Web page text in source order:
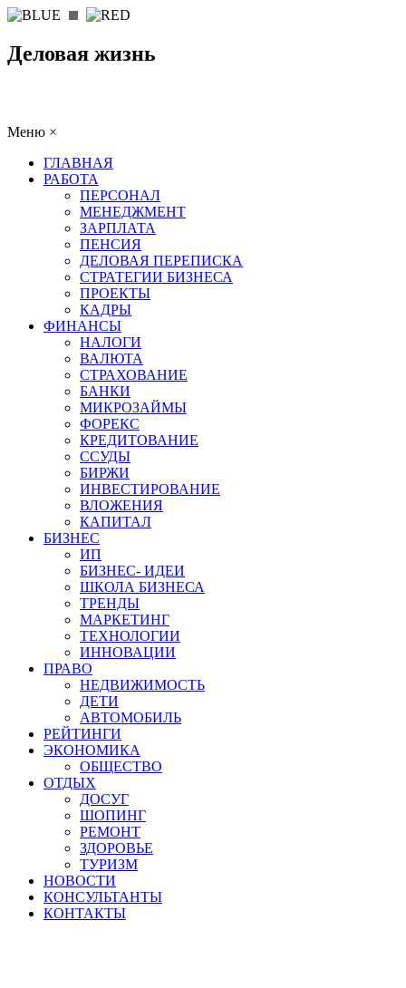
Деловая жизнь
Меню ×
ГЛАВНАЯ
РАБОТА
ПЕРСОНАЛ
МЕНЕДЖМЕНТ
ЗАРПЛАТА
ПЕНСИЯ
ДЕЛОВАЯ ПЕРЕПИСКА
СТРАТЕГИИ БИЗНЕСА
ПРОЕКТЫ
КАДРЫ
ФИНАНСЫ
НАЛОГИ
ВАЛЮТА
СТРАХОВАНИЕ
БАНКИ
МИКРОЗАЙМЫ
ФОРЕКС
КРЕДИТОВАНИЕ
ССУДЫ
БИРЖИ
ИНВЕСТИРОВАНИЕ
ВЛОЖЕНИЯ
КАПИТАЛ
БИЗНЕС
ИП
БИЗНЕС- ИДЕИ
ШКОЛА БИЗНЕСА
ТРЕНДЫ
МАРКЕТИНГ
ТЕХНОЛОГИИ
ИННОВАЦИИ
ПРАВО
НЕДВИЖИМОСТЬ
ДЕТИ
АВТОМОБИЛЬ
РЕЙТИНГИ
ЭКОНОМИКА
ОБЩЕСТВО
ОТДЫХ
ДОСУГ
ШОПИНГ
РЕМОНТ
ЗДОРОВЬЕ
ТУРИЗМ
НОВОСТИ
КОНСУЛЬТАНТЫ
КОНТАКТЫ